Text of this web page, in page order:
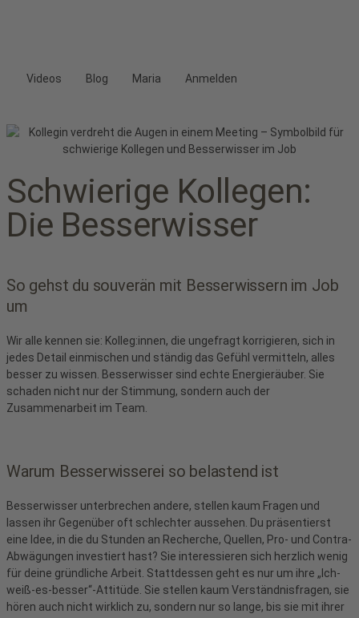
Videos Blog Maria Anmelden
Schwierige Kollegen:
Die Besserwisser
So gehst du souverän mit Besserwissern im Job
um
Wir alle kennen sie: Kolleg:innen, die ungefragt korrigieren, sich in
jedes Detail einmischen und ständig das Gefühl vermitteln, alles
besser zu wissen. Besserwisser sind echte Energieräuber. Sie
schaden nicht nur der Stimmung, sondern auch der
Zusammenarbeit im Team.
Warum Besserwisserei so belastend ist
Besserwisser unterbrechen andere, stellen kaum Fragen und
lassen ihr Gegenüber oft schlechter aussehen. Du präsentierst
eine Idee, in die du Stunden an Recherche, Quellen, Pro- und Contra-
Abwägungen investiert hast? Sie interessieren sich herzlich wenig
für deine gründliche Arbeit. Stattdessen geht es nur um ihre „Ich-
weiß-es-besser“-Attitüde. Sie stellen kaum Verständnisfragen, sie
hören auch nicht wirklich zu, sondern nur so lange, bis sie mit ihrer